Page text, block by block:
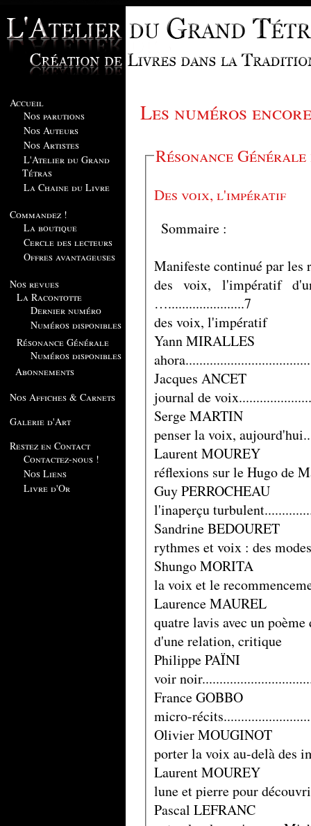
Accueil
Nos parutions
Nos Auteurs
Nos Artistes
L'Atelier du Grand
Tétras
La Chaine du Livre
Commandez !
La boutique
Cercle des lecteurs
Offres avantageuses
Nos revues
La Racontotte
Dernier numéro
Numéros disponibles
Résonance Générale
Numéros disponibles
Abonnements
Nos Affiches & Carnets
Galerie d'Art
Restez en Contact
Contactez-nous !
Nos Liens
Livre d'Or
Les numéros
Résonance Générale
Des voix, l'impératif
Sommaire :
Manifeste continué par les
des voix, l'impératif
…......................7
des voix, l'impératif
Yann MIRALLES
Jacques ANCET
journal de
Serge MARTIN
penser la voix,
Laurent MOUREY
réflexions sur le Hugo de
Guy PERROCHEAU
l'inaperçu
Sandrine BEDOURET
rythmes et voix : des
Shungo MORITA
la voix et le
Laurence MAUREL
quatre lavis avec un
d'une relation, critique
Philippe PAÏNI
voir
France GOBBO
micro-
Olivier MOUGINOT
porter la voix au-delà des
Laurent MOUREY
lune et pierre pour
Pascal LEFRANC